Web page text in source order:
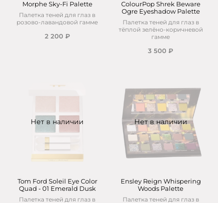
Morphe Sky-Fi Palette
Палетка теней для глаз в
розово-лавандовой гамме
2 200 ₽
ColourPop Shrek Beware
Ogre Eyeshadow Palette
Палетка теней для глаз в
тёплой зелёно-коричневой
гамме
3 500 ₽
Нет в наличии
Tom Ford Soleil Eye Color
Quad - 01 Emerald Dusk
Палетка теней для глаз в
Нет в наличии
Ensley Reign Whispering
Woods Palette
Палетка теней для глаз в